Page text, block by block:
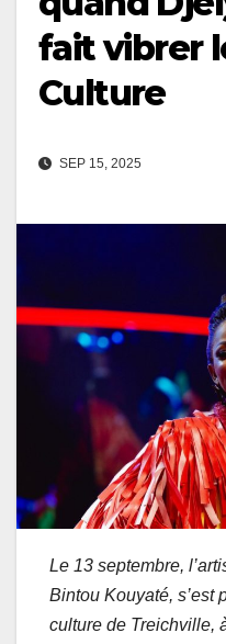
fait vibrer
Culture
SEP 15, 2025
Le 13 septembre,
Bintou Kouyaté, s’est
culture de Treichville,